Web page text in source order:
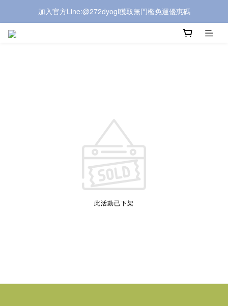
加入官方Line:@272dyogl獲取無門檻免運優惠碼
加入官方Line:@272dyogl獲取無門檻免運優惠碼
此活動已下架